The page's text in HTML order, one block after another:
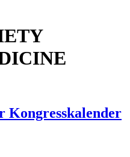
Kongresskalender